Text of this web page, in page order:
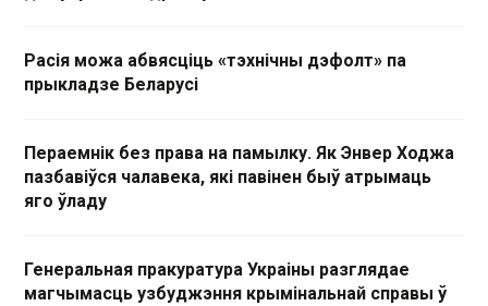
Расія можа абвясціць «тэхнічны дэфолт» па
прыкладзе Беларусі
Пераемнік без права на памылку. Як Энвер Ходжа
пазбавіўся чалавека, які павінен быў атрымаць
яго ўладу
Генеральная пракуратура Украіны разглядае
магчымасць узбуджэння крымінальнай справы ў